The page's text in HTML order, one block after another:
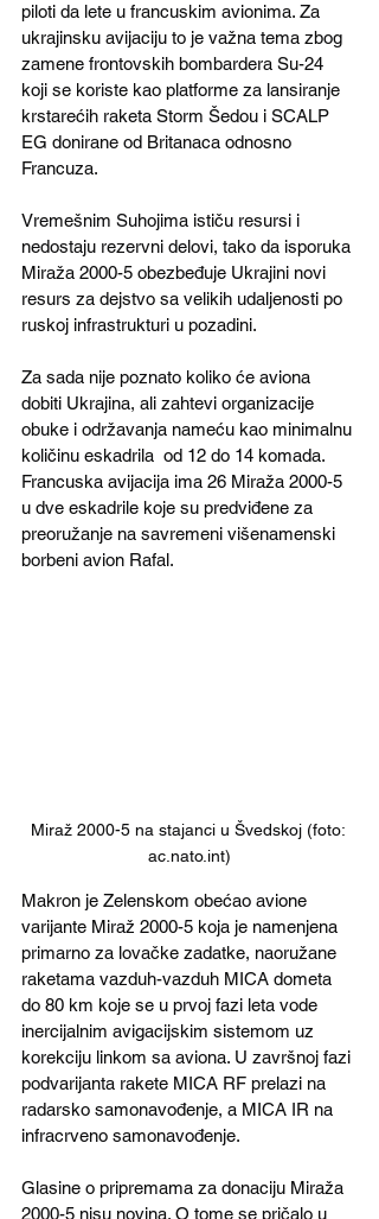
piloti da lete u francuskim avionima. Za
ukrajinsku avijaciju to je važna tema zbog
zamene frontovskih bombardera Su-24
koji se koriste kao platforme za lansiranje
krstarećih raketa Storm Šedou i SCALP
EG donirane od Britanaca odnosno
Francuza.
Vremešnim Suhojima ističu resursi i
nedostaju rezervni delovi, tako da isporuka
Miraža 2000-5 obezbeđuje Ukrajini novi
resurs za dejstvo sa velikih udaljenosti po
ruskoj infrastrukturi u pozadini.
Za sada nije poznato koliko će aviona
dobiti Ukrajina, ali zahtevi organizacije
obuke i održavanja nameću kao minimalnu
količinu eskadrila  od 12 do 14 komada.
Francuska avijacija ima 26 Miraža 2000-5
u dve eskadrile koje su predviđene za
preoružanje na savremeni višenamenski
borbeni avion Rafal.
Miraž 2000-5 na stajanci u Švedskoj (foto:
ac.nato.int)
Makron je Zelenskom obećao avione
varijante Miraž 2000-5 koja je namenjena
primarno za lovačke zadatke, naoružane
raketama vazduh-vazduh MICA dometa
do 80 km koje se u prvoj fazi leta vode
inercijalnim avigacijskim sistemom uz
korekciju linkom sa aviona. U završnoj fazi
podvarijanta rakete MICA RF prelazi na
radarsko samonavođenje, a MICA IR na
infracrveno samonavođenje.
Glasine o pripremama za donaciju Miraža
2000-5 nisu novina. O tome se pričalo u